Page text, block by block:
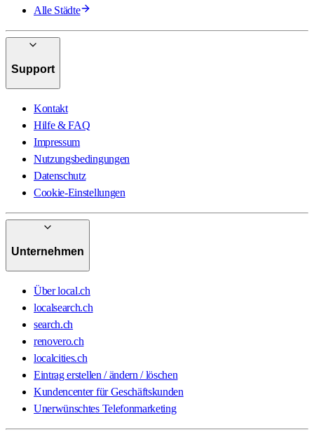
Alle Städte
Support
Kontakt
Hilfe & FAQ
Impressum
Nutzungsbedingungen
Datenschutz
Cookie-Einstellungen
Unternehmen
Über local.ch
localsearch.ch
search.ch
renovero.ch
localcities.ch
Eintrag erstellen / ändern / löschen
Kundencenter für Geschäftskunden
Unerwünschtes Telefonmarketing